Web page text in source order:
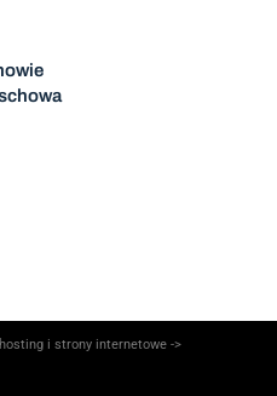
i strony internetowe ->